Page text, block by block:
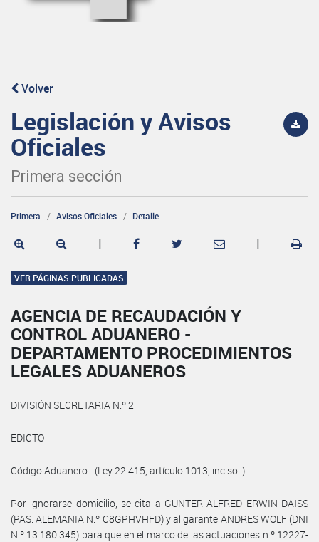
Volver
Legislación y Avisos
Oficiales
Primera sección
Primera Avisos Oficiales Detalle
| |
VER PÁGINAS PUBLICADAS
AGENCIA DE RECAUDACIÓN Y
CONTROL ADUANERO -
DEPARTAMENTO PROCEDIMIENTOS
LEGALES ADUANEROS
DIVISIÓN SECRETARIA N.º 2
EDICTO
Código Aduanero - (Ley 22.415, artículo 1013, inciso i)
Por ignorarse domicilio, se cita a GUNTER ALFRED ERWIN DAISS
(PAS. ALEMANIA N.º C8GPHVHFD) y al garante ANDRES WOLF (DNI
N.º 13.180.345) para que en el marco de las actuaciones n.º 12227-